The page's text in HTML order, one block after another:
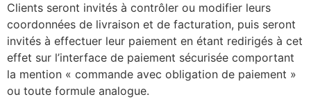
Clients seront invités à contrôler ou modifier leurs
coordonnées de livraison et de facturation, puis seront
invités à effectuer leur paiement en étant redirigés à cet
effet sur l’interface de paiement sécurisée comportant
la mention « commande avec obligation de paiement »
ou toute formule analogue.